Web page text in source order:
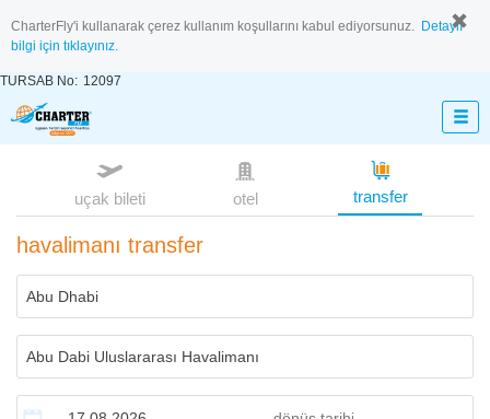
CharterFly'i kullanarak çerez kullanım koşullarını kabul ediyorsunuz. Detaylı
bilgi için tıklayınız.
TURSAB No: 12097
uçak bileti otel transfer
havalimanı transfer